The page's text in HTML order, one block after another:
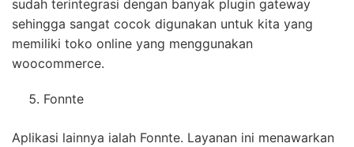
sudah terintegrasi dengan banyak plugin gateway
sehingga sangat cocok digunakan untuk kita yang
memiliki toko online yang menggunakan
woocommerce.
Fonnte
Aplikasi lainnya ialah Fonnte. Layanan ini menawarkan